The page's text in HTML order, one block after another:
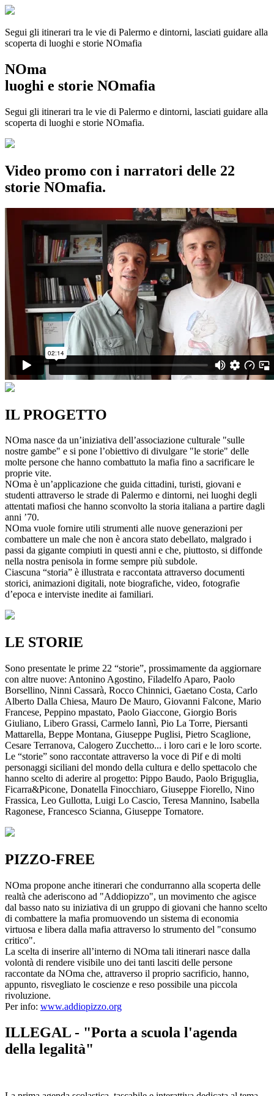
Segui gli itinerari tra le vie di Palermo e dintorni, lasciati guidare alla
scoperta di luoghi e storie NOmafia
NOma
luoghi e storie NOmafia
Segui gli itinerari tra le vie di Palermo e dintorni, lasciati guidare alla
scoperta di luoghi e storie NOmafia.
Video promo con i narratori delle 22
storie NOmafia.
IL PROGETTO
NOma nasce da un’iniziativa dell’associazione culturale "sulle
nostre gambe" e si pone l’obiettivo di divulgare "le storie" delle
molte persone che hanno combattuto la mafia fino a sacrificare le
proprie vite.
NOma è un’applicazione che guida cittadini, turisti, giovani e
studenti attraverso le strade di Palermo e dintorni, nei luoghi degli
attentati mafiosi che hanno sconvolto la storia italiana a partire dagli
anni ’70.
NOma vuole fornire utili strumenti alle nuove generazioni per
combattere un male che non è ancora stato debellato, malgrado i
passi da gigante compiuti in questi anni e che, piuttosto, si diffonde
nella nostra penisola in forme sempre più subdole.
Ciascuna “storia” è illustrata e raccontata attraverso documenti
storici, animazioni digitali, note biografiche, video, fotografie
d’epoca e interviste inedite ai familiari.
LE STORIE
Sono presentate le prime 22 “storie”, prossimamente da aggiornare
con altre nuove: Antonino Agostino, Filadelfo Aparo, Paolo
Borsellino, Ninni Cassarà, Rocco Chinnici, Gaetano Costa, Carlo
Alberto Dalla Chiesa, Mauro De Mauro, Giovanni Falcone, Mario
Francese, Peppino mpastato, Paolo Giaccone, Giorgio Boris
Giuliano, Libero Grassi, Carmelo Iannì, Pio La Torre, Piersanti
Mattarella, Beppe Montana, Giuseppe Puglisi, Pietro Scaglione,
Cesare Terranova, Calogero Zucchetto... i loro cari e le loro scorte.
Le “storie” sono raccontate attraverso la voce di Pif e di molti
personaggi siciliani del mondo della cultura e dello spettacolo che
hanno scelto di aderire al progetto: Pippo Baudo, Paolo Briguglia,
Ficarra&Picone, Donatella Finocchiaro, Giuseppe Fiorello, Nino
Frassica, Leo Gullotta, Luigi Lo Cascio, Teresa Mannino, Isabella
Ragonese, Francesco Scianna, Giuseppe Tornatore.
PIZZO-FREE
NOma propone anche itinerari che condurranno alla scoperta delle
realtà che aderiscono ad "Addiopizzo", un movimento che agisce
dal basso nato su iniziativa di un gruppo di giovani che hanno scelto
di combattere la mafia promuovendo un sistema di economia
virtuosa e libera dalla mafia attraverso lo strumento del "consumo
critico".
La scelta di inserire all’interno di NOma tali itinerari nasce dalla
volontà di rendere visibile uno dei tanti lasciti delle persone
raccontate da NOma che, attraverso il proprio sacrificio, hanno,
appunto, risvegliato le coscienze e reso possibile una piccola
rivoluzione.
Per info: www.addiopizzo.org
ILLEGAL - "Porta a scuola l'agenda
della legalità"